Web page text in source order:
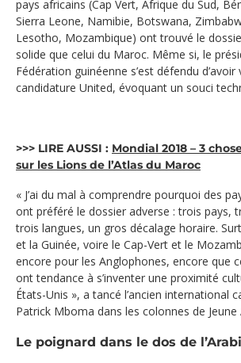
pays africains (Cap Vert, Afrique du Sud,
Sierra Leone, Namibie, Botswana,
Lesotho, Mozambique) ont trouvé le
solide que celui du Maroc. Même si, le
Fédération guinéenne s’est défendu
candidature United, évoquant un souci
>>> LIRE AUSSI : Mondial 2018 – 3
sur les Lions de l’Atlas du Maroc
« J’ai du mal à comprendre pourquoi des
ont préféré le dossier adverse : trois pays,
trois langues, un gros décalage horaire.
et la Guinée, voire le Cap-Vert et le
encore pour les Anglophones, encore que
ont tendance à s’inventer une proximité
États-Unis », a tancé l’ancien international
Patrick Mboma dans les colonnes de Jeune
Le poignard dans le dos de